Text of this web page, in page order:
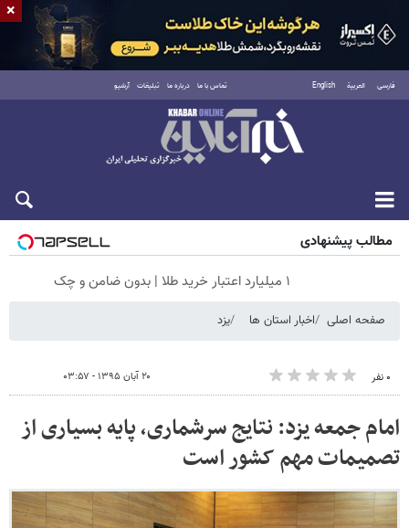
فارسی العربية English تماس با ما درباره ما تبلیغات آرشیو
شنبه ۱۷ مرداد ۱۴۰۵
مطالب پیشنهادی
۱ میلیارد اعتبار خرید طلا | بدون ضامن و چک
صفحه اصلی اخبار استان ها یزد
۰ نفر ۲۰ آبان ۱۳۹۵ - ۰۳:۵۷
امام جمعه یزد: نتایج سرشماری، پایه بسیاری از
تصمیمات مهم کشور است
×